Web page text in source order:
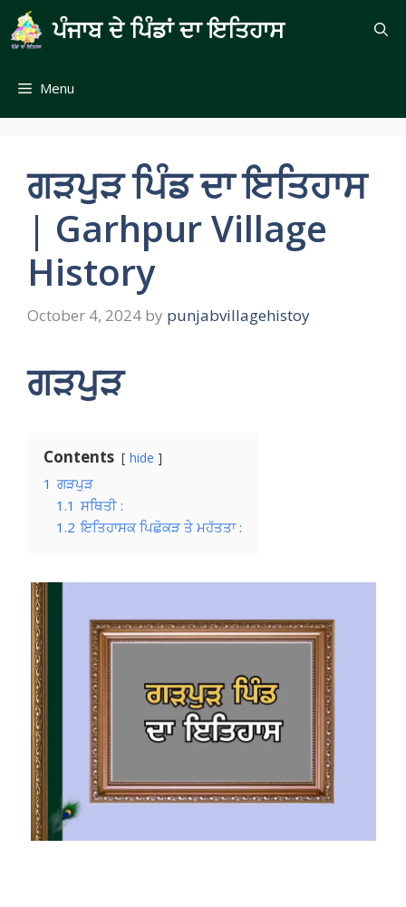
Skip
to
content
ਪੰਜਾਬ ਦੇ ਪਿੰਡਾਂ ਦਾ ਇਤਿਹਾਸ
Menu
ਗੜਪੁੜ ਪਿੰਡ ਦਾ ਇਤਿਹਾਸ
| Garhpur Village
History
October 4, 2024 by punjabvillagehistoy
ਗੜਪੁੜ
Contents hide
1 ਗੜਪੁੜ
1.1 ਸਥਿਤੀ :
1.2 ਇਤਿਹਾਸਕ ਪਿਛੋਕੜ ਤੇ ਮਹੱਤਤਾ :